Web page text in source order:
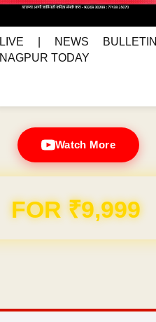
LIVE | NEWS BULLETIN
NAGPUR TODAY
Watch More
FOR ₹9,999